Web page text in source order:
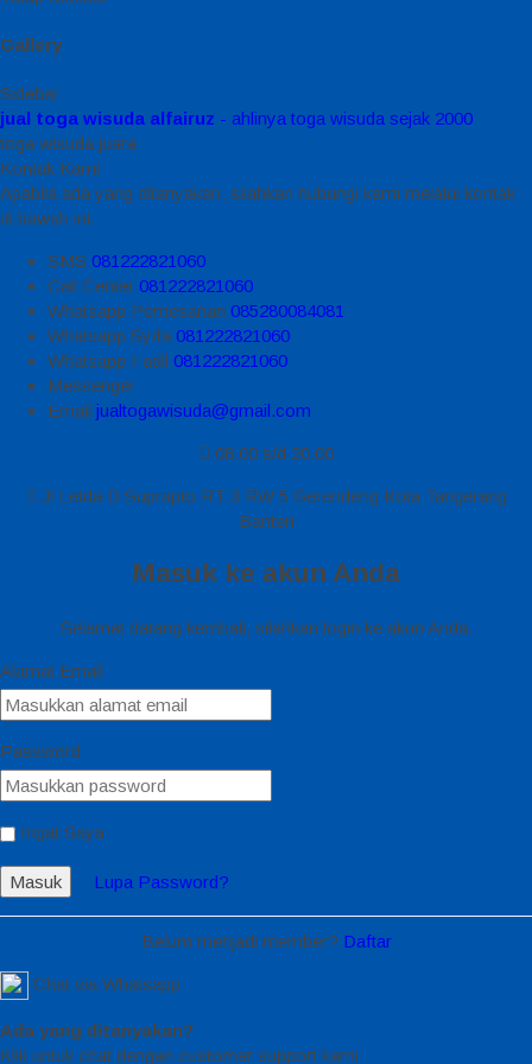
Gallery
Sidebar
jual toga wisuda alfairuz - ahlinya toga wisuda sejak 2000
toga wisuda juara
Kontak Kami
Apabila ada yang ditanyakan, silahkan hubungi kami melalui kontak
di bawah ini.
SMS 081222821060
Call Center 081222821060
Whatsapp Pemesanan 085280084081
Whatsapp Syifa 081222821060
Whatsapp Fadil 081222821060
Messenger
Email jualtogawisuda@gmail.com
08.00 s/d 20.00
Jl Letda D Suprapto RT 3 RW 5 Gerendeng Kota Tangerang
Banten
Masuk ke akun Anda
Selamat datang kembali, silahkan login ke akun Anda.
Alamat Email
Password
Ingat Saya
Masuk Lupa Password?
Belum menjadi member? Daftar
Chat via Whatsapp
Ada yang ditanyakan?
Klik untuk chat dengan customer support kami